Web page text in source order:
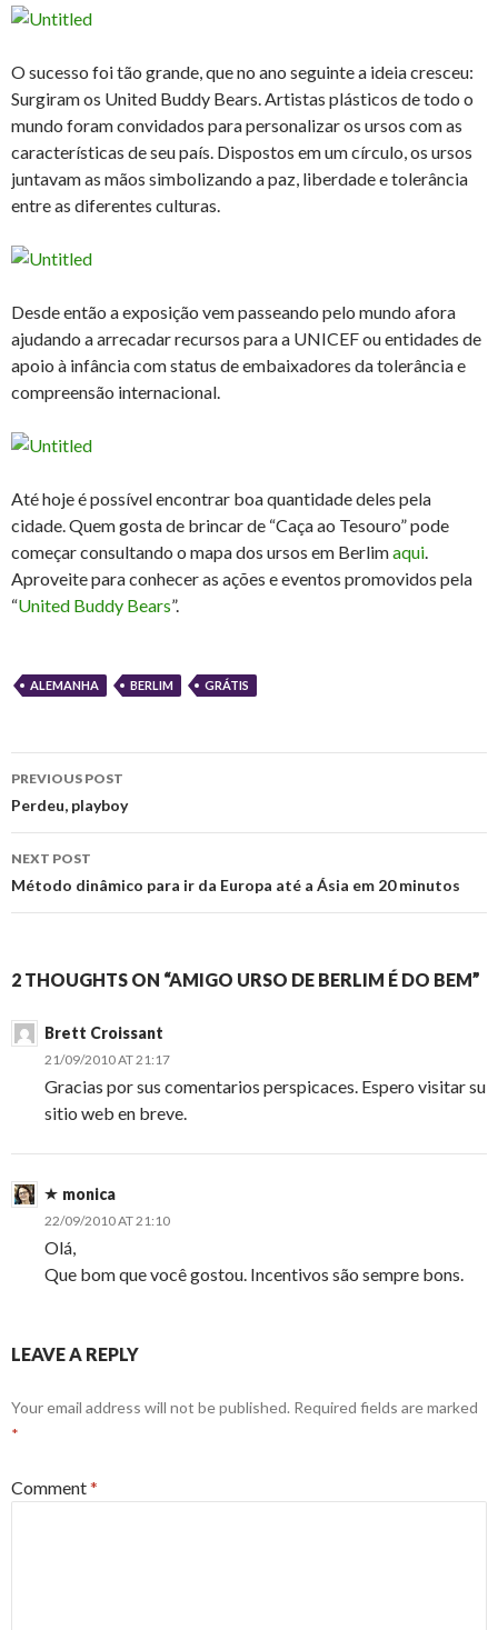
O sucesso foi tão grande, que no ano seguinte a ideia cresceu:
Surgiram os United Buddy Bears. Artistas plásticos de todo o
mundo foram convidados para personalizar os ursos com as
características de seu país. Dispostos em um círculo, os ursos
juntavam as mãos simbolizando a paz, liberdade e tolerância
entre as diferentes culturas.
Desde então a exposição vem passeando pelo mundo afora
ajudando a arrecadar recursos para a UNICEF ou entidades de
apoio à infância com status de embaixadores da tolerância e
compreensão internacional.
Até hoje é possível encontrar boa quantidade deles pela
cidade. Quem gosta de brincar de “Caça ao Tesouro” pode
começar consultando o mapa dos ursos em Berlimaqui.
Aproveite para conhecer as ações e eventos promovidos pela
“United Buddy Bears”.
ALEMANHA BERLIM GRÁTIS
Post
navigation
PREVIOUS POST
Perdeu, playboy
NEXT POST
Método dinâmico para ir da Europa até a Ásia em 20 minutos
2 THOUGHTS ON “AMIGO URSO DE BERLIM É DO BEM”
Brett Croissant
21/09/2010 AT 21:17
Gracias por sus comentarios perspicaces. Espero visitar su
sitio web en breve.
monica
22/09/2010 AT 21:10
Olá,
Que bom que você gostou. Incentivos são sempre bons.
LEAVE A REPLY
Your email address will not be published. Required fields are marked
*
Comment*